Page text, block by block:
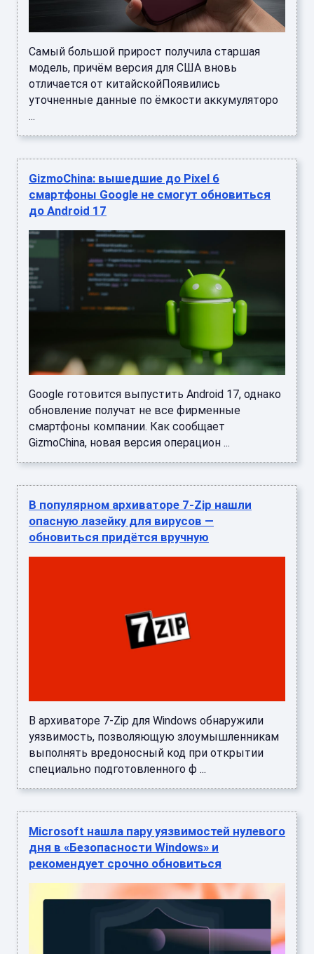
Самый большой прирост получила старшая
модель, причём версия для США вновь
отличается от китайскойПоявились
уточненные данные по ёмкости аккумуляторо
...
GizmoChina: вышедшие до Pixel 6
смартфоны Google не смогут обновиться
до Android 17
Google готовится выпустить Android 17, однако
обновление получат не все фирменные
смартфоны компании. Как сообщает
GizmoChina, новая версия операцион ...
В популярном архиваторе 7-Zip нашли
опасную лазейку для вирусов —
обновиться придётся вручную
В архиваторе 7-Zip для Windows обнаружили
уязвимость, позволяющую злоумышленникам
выполнять вредоносный код при открытии
специально подготовленного ф ...
Microsoft нашла пару уязвимостей нулевого
дня в «Безопасности Windows» и
рекомендует срочно обновиться